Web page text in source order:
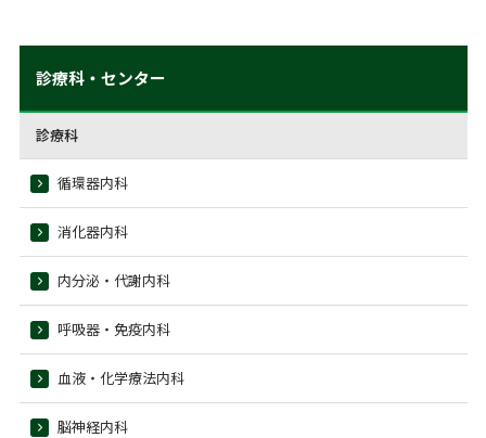
診療科・センター
診療科
循環器内科
消化器内科
内分泌・代謝内科
呼吸器・免疫内科
血液・化学療法内科
脳神経内科